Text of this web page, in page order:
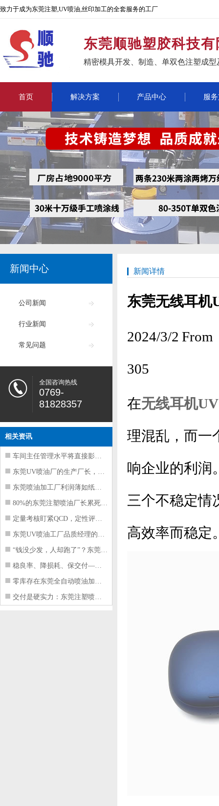
致力于成为东莞注塑,UV喷油,丝印加工的全套服务的工厂
东莞顺驰塑胶科技
精密模具开发、制造、单双色注塑成
首页 解决方案 产品中心 服
新闻中心
公司新闻
行业新闻
常见问题
全国咨询热线
0769-
81828357
相关资讯
车间主任管理水平将直接影响东莞注塑件
东莞UV喷油厂的生产厂长，到底在给工
东莞喷油加工厂利润薄如纸？这四项基本
80%的东莞注塑喷油厂长累死累活，利
定量考核盯紧QCD，定性评价看好配合
东莞UV喷油工厂品质经理的四项核心管
“钱没少发，人却跑了”？东莞注塑喷油
稳良率、降损耗、保交付——东莞这家U
零库存在东莞全自动喷油加工厂不可行的
交付是硬实力：东莞注塑喷油厂如何用齐
新闻详情
东莞无线耳机
2024/3/2
305
在无线耳机
理混乱，而一
响企业的利润
三个不稳定情
高效率而稳定